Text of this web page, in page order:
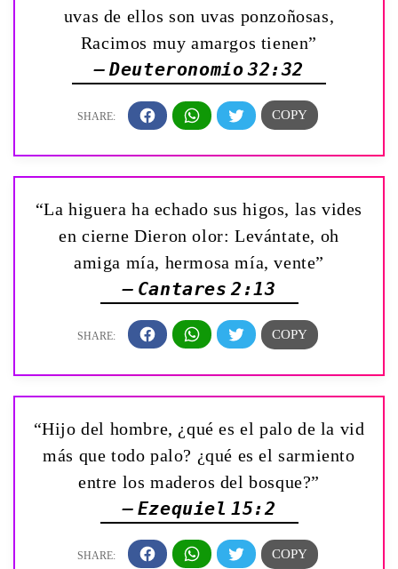
uvas de ellos son uvas ponzoñosas,
Racimos muy amargos tienen”
— Deuteronomio 32:32
“La higuera ha echado sus higos, las vides
en cierne Dieron olor: Levántate, oh
amiga mía, hermosa mía, vente”
— Cantares 2:13
“Hijo del hombre, ¿qué es el palo de la vid
más que todo palo? ¿qué es el sarmiento
entre los maderos del bosque?”
— Ezequiel 15:2